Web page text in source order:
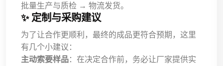
批量生产与质检 → 物流发货。
✨ 定制与采购建议
为了让合作更顺利，最终的成品更符合预期，这里
有几个小建议：
主动索要样品：在决定合作前，务必让厂家提供实